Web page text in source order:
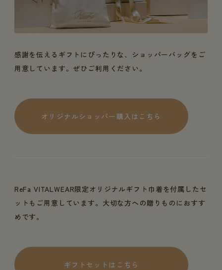
感謝を伝えるギフトにぴったりな、ショッパーバッグをご
用意しています。ぜひご利用ください。
オリジナルショッパー購入はこちら
ReFa VITALWEAR限定オリジナルギフト巾着を付属したセ
ットもご用意しています。大切な方への贈りものにおすす
めです。
ギフトセットはこちら